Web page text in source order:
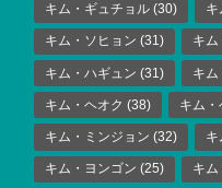
キム・ギュチョル (30) キ
キム・ソヒョン (31) キム
キム・ハギュン (31) キム
キム・ヘオク (38) キム・
キム・ミンジョン (32) キ
キム・ヨンゴン (25) キ